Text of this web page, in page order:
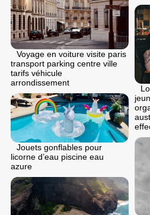
Voyage en voiture visite paris
transport parking centre ville
tarifs véhicule
arrondissement
Jouets gonflables pour
licorne d’eau piscine eau
azure